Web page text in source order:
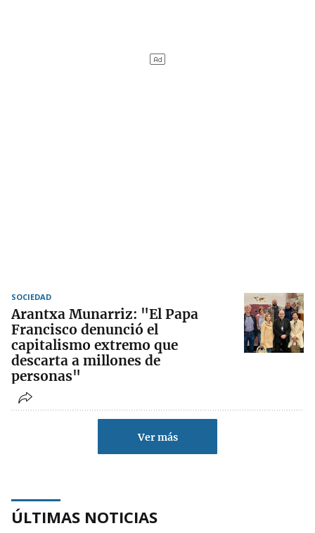
SOCIEDAD
Arantxa Munarriz: "El Papa
Francisco denunció el
capitalismo extremo que
descarta a millones de
personas"
Ver más
ÚLTIMAS NOTICIAS